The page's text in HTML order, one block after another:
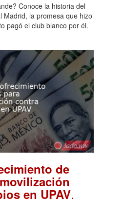
Conoce la historia del
Madrid, la promesa que hizo
pagó el club blanco por él.
de
en UPAV.